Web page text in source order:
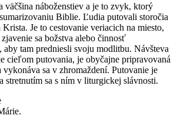
väčšina náboženstiev a je to zvyk, ktorý
Biblie. Ľudia putovali storočia
Krista. Je to cestovanie veriacich na miesto,
sa božstva alebo činnosť
aby tam predniesli svoju modlitbu. Návšteva
cieľom putovania, je obyčajne pripravovaná
sa v zhromaždení. Putovanie je
stretnutím sa s ním v liturgickej slávnosti.